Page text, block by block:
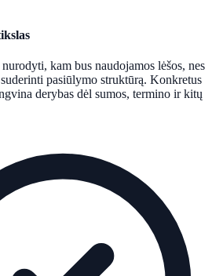
kam bus naudojamos lėšos, nes
pasiūlymo struktūrą. Konkretus
derybas dėl sumos, termino ir kitų